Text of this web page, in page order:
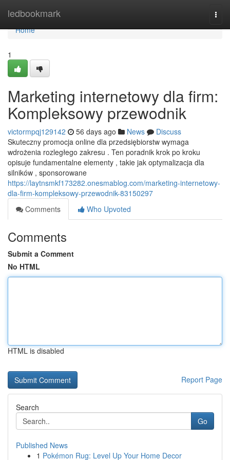
ledbookmark
Home
Home
1
Marketing internetowy dla firm:
Kompleksowy przewodnik
victormpqj129142 56 days ago News
Discuss
Skuteczny promocja online dla przedsiębiorstw wymaga
wdrożenia rozległego zakresu . Ten poradnik krok po kroku
opisuje fundamentalne elementy , takie jak optymalizacja dla
silników , sponsorowane
https://laytnsmkf173282.onesmablog.com/marketing-internetowy-
dla-firm-kompleksowy-przewodnik-83150297
Comments
Who Upvoted
Comments
Submit a Comment
No HTML
HTML is disabled
Report Page
Search
Go
Published News
1 Pokémon Rug: Level Up Your Home Decor